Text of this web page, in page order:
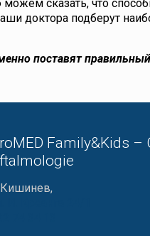
сказать, что
доктора подберут
поставят
Family&Kids –
Кишинев,